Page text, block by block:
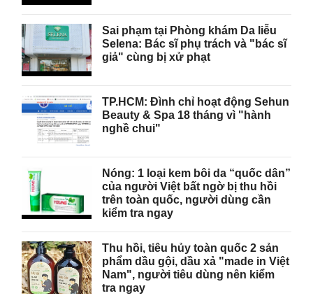
Sai phạm tại Phòng khám Da liễu
Selena: Bác sĩ phụ trách và "bác sĩ
giả" cùng bị xử phạt
TP.HCM: Đình chỉ hoạt động Sehun
Beauty & Spa 18 tháng vì "hành
nghề chui"
Nóng: 1 loại kem bôi da “quốc dân”
của người Việt bất ngờ bị thu hồi
trên toàn quốc, người dùng cần
kiểm tra ngay
Thu hồi, tiêu hủy toàn quốc 2 sản
phẩm dầu gội, dầu xả "made in Việt
Nam", người tiêu dùng nên kiểm
tra ngay